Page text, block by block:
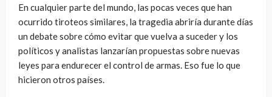
En cualquier parte del mundo, las pocas veces que han
ocurrido tiroteos similares, la tragedia abriría durante días
un debate sobre cómo evitar que vuelva a suceder y los
políticos y analistas lanzarían propuestas sobre nuevas
leyes para endurecer el control de armas. Eso fue lo que
hicieron otros países.